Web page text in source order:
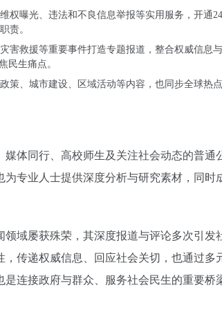
权曝光、违法和不良信息举报等实用服务，开通
责。
害救援等重要事件打造专题报道，整合权威信息
民生痛点。
策、城市建设、区域活动等内容，也同步全球热
体同行、高校师生及关注社会动态的普通
专业人士提供深度分析与研究素材，同时
域屡获殊荣，其深度报道与评论多次引发
传递权威信息、回应社会关切，也通过多
连接政府与群众、服务社会民生的重要桥